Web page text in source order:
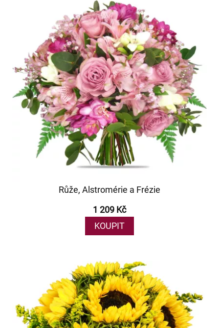
Růže, Alstromérie a Frézie
1 209 Kč
KOUPIT